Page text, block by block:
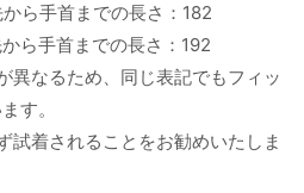
ら手首までの長さ：182
ら手首までの長さ：192
異なるため、同じ表記でもフィッ
す。
試着されることをお勧めいたしま